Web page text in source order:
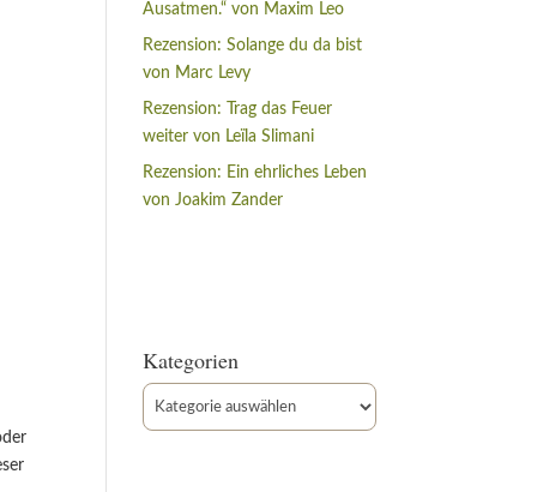
Ausatmen.“ von Maxim Leo
Rezension: Solange du da bist
von Marc Levy
Rezension: Trag das Feuer
weiter von Leïla Slimani
Rezension: Ein ehrliches Leben
von Joakim Zander
Kategorien
Kategorien